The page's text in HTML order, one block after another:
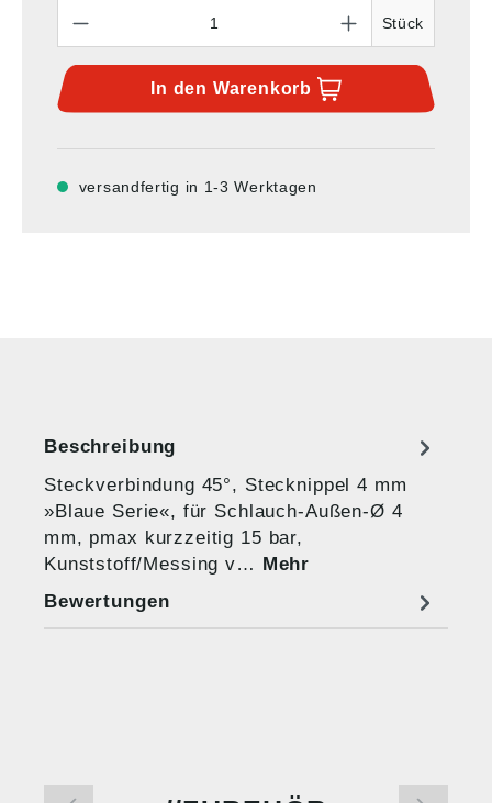
Stück
In den Warenkorb
versandfertig in 1-3 Werktagen
Beschreibung
Steckverbindung 45°, Stecknippel 4 mm
»Blaue Serie«, für Schlauch-Außen-Ø 4
mm, pmax kurzzeitig 15 bar,
Kunststoff/Messing v… Mehr
Bewertungen